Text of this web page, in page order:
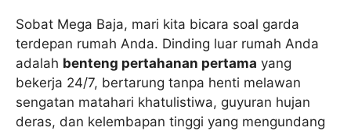
Sobat Mega Baja, mari kita bicara soal garda
terdepan rumah Anda. Dinding luar rumah Anda
adalah benteng pertahanan pertama yang
bekerja 24/7, bertarung tanpa henti melawan
sengatan matahari khatulistiwa, guyuran hujan
deras, dan kelembapan tinggi yang mengundang